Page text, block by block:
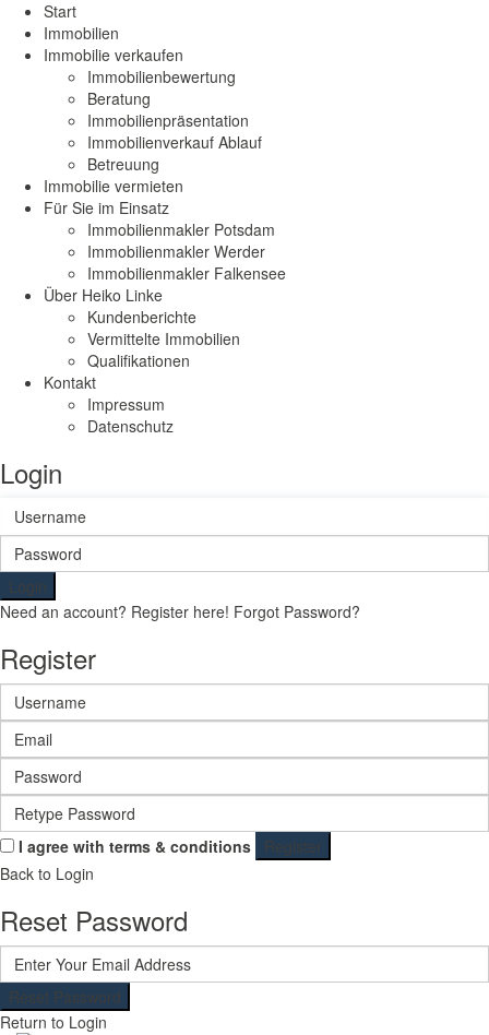
Start
Immobilien
Immobilie verkaufen
Immobilienbewertung
Beratung
Immobilienpräsentation
Immobilienverkauf Ablauf
Betreuung
Immobilie vermieten
Für Sie im Einsatz
Immobilienmakler Potsdam
Immobilienmakler Werder
Immobilienmakler Falkensee
Über Heiko Linke
Kundenberichte
Vermittelte Immobilien
Qualifikationen
Kontakt
Impressum
Datenschutz
Login
Login
Need an account? Register here! Forgot Password?
Register
I agree with terms & conditions
Register
Back to Login
Reset Password
Reset Password
Return to Login